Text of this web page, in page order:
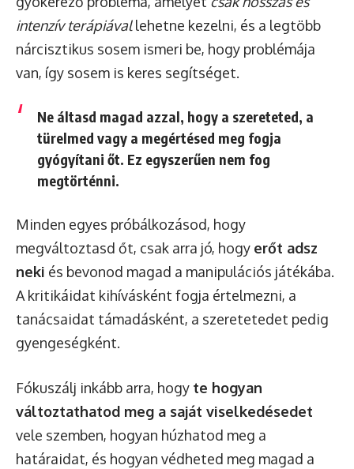
intenzív terápiávallehetne kezelni, és a legtöbb
nárcisztikus sosem ismeri be, hogy problémája
van, így sosem is keres segítséget.
Ne áltasd magad azzal, hogy a szereteted, a
türelmed vagy a megértésed meg fogja
gyógyítani őt. Ez egyszerűen nem fog
megtörténni.
Minden egyes próbálkozásod, hogy
megváltoztasd őt, csak arra jó, hogy erőt adsz
neki és bevonod magad a manipulációs játékába.
A kritikáidat kihívásként fogja értelmezni, a
tanácsaidat támadásként, a szeretetedet pedig
gyengeségként.
Fókuszálj inkább arra, hogy te hogyan
változtathatod meg a saját viselkedésedet
vele szemben, hogyan húzhatod meg a
határaidat, és hogyan védheted meg magad a